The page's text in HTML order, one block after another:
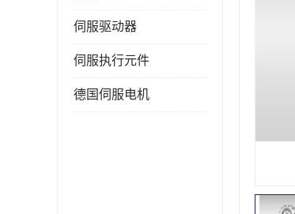
伺服驱动器
伺服执行元件
德国伺服电机